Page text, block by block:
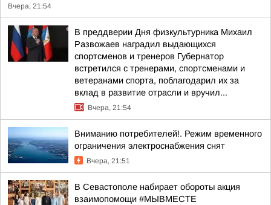
Вчера, 21:54
В преддверии Дня физкультурника Михаил
Развожаев наградил выдающихся
спортсменов и тренеров Губернатор
встретился с тренерами, спортсменами и
ветеранами спорта, поблагодарил их за
вклад в развитие отрасли и вручил...
Вчера, 21:54
Вниманию потребителей!. Режим временного
ограничения электроснабжения снят
Вчера, 21:51
В Севастополе набирает обороты акция
взаимопомощи #МЫВМЕСТЕ